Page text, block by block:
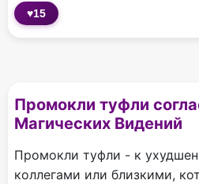
♥15
Промокли туфли
Магических Видений
Промокли туфли - к
коллегами или близкими,